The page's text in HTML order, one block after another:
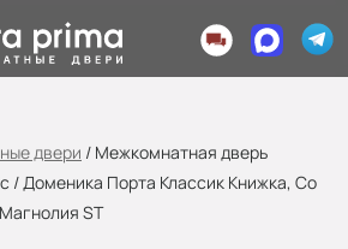
двери / Межкомнатная дверь
/ Доменика Порта Классик Книжка, Со
ST